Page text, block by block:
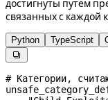
достигнуты путём
связанных с каждой
Python TypeScript

# Категории,